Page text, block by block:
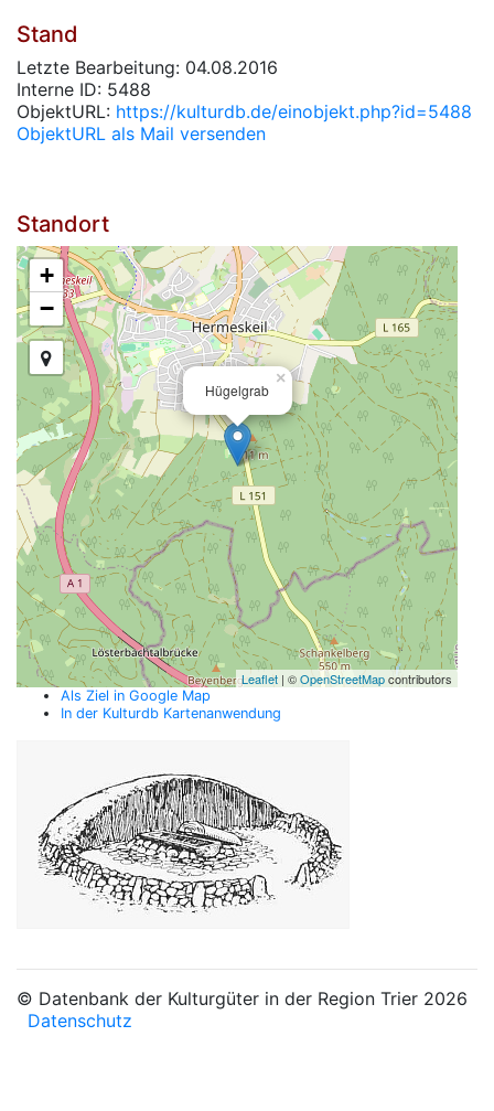
Stand
Letzte Bearbeitung: 04.08.2016
Interne ID: 5488
ObjektURL: https://kulturdb.de/einobjekt.php?id=5488
ObjektURL als Mail versenden
Standort
Hügelgrab
×
+
−
Leaflet | ©OpenStreetMapcontributors
Als Ziel in Google Map
In der Kulturdb Kartenanwendung
© Datenbank der Kulturgüter in der Region Trier 2026
Datenschutz